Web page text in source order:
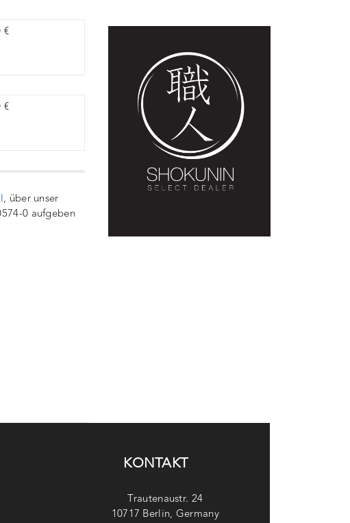
€
€
, über unser
0 aufgeben
KONTAKT
Trautenaustr. 24
10717 Berlin, Germany